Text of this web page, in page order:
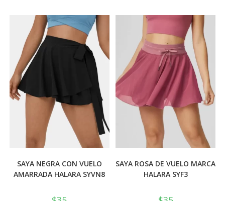
opciones
la
página
de
producto
SAYA NEGRA CON VUELO
AMARRADA HALARA SYVN8
SAYA ROSA DE VUELO MARCA
HALARA SYF3